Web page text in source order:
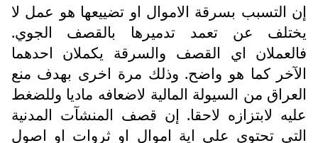
إن التسبب بسرقة الاموال او تضييعها هو عمل لا
يختلف عن تعمد تدميرها بالقصف الجوي.
فالعملان اي القصف والسرقة يكملان احدهما
الآخر كما هو واضح. وذلك مرة اخرى بهدف منع
العراق من السيولة المالية لاضعافه ماديا وللضغط
عليه لابتزازه لاحقا. إن قصف المنشآت المدنية
التي تحتوي على اية اموال او ثروات او اصول